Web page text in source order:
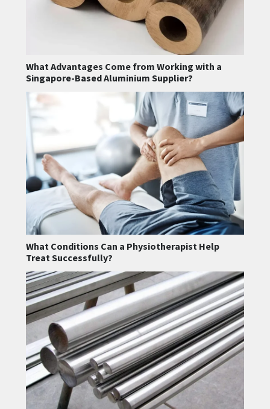
What Advantages Come from Working with a
Singapore-Based Aluminium Supplier?
What Conditions Can a Physiotherapist Help
Treat Successfully?